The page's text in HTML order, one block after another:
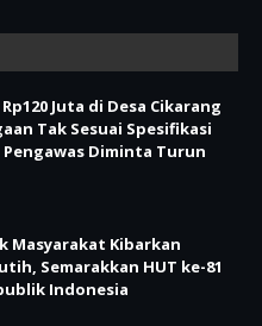
Juta di Desa Cikarang
Tak Sesuai Spesifikasi
Diminta Turun
Masyarakat Kibarkan
Semarakkan HUT ke-81
Indonesia